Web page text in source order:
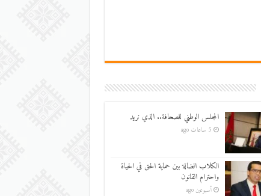
المجلس الوطني للصحافة.. الذي نريد
5 ساعات ago
الكلاب الضالة بين حماية الحق في الحياة
واحترام القانون
أسبوعين ago